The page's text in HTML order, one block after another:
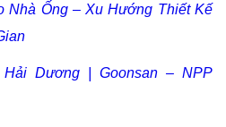
Nhà Ống – Xu Hướng Thiết Kế
Dương | Goonsan – NPP